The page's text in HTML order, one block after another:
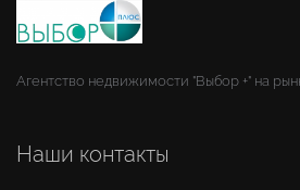
Агентство недвижимости "Выбор +" на
Наши контакты